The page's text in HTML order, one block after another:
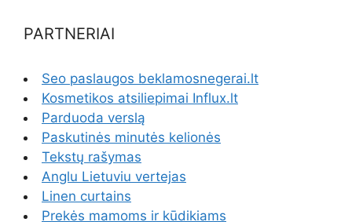
PARTNERIAI
Seo paslaugos beklamosnegerai.lt
Kosmetikos atsiliepimai Influx.lt
Parduoda verslą
Paskutinės minutės kelionės
Tekstų rašymas
Anglu Lietuviu vertejas
Linen curtains
Prekės mamoms ir kūdikiams